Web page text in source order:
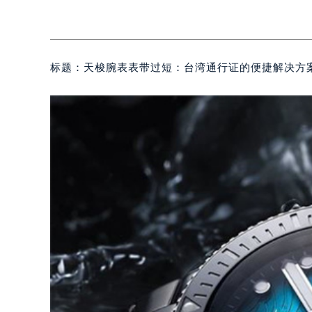
标题：天梭腕表表带过短：台湾通行证的便捷解决方